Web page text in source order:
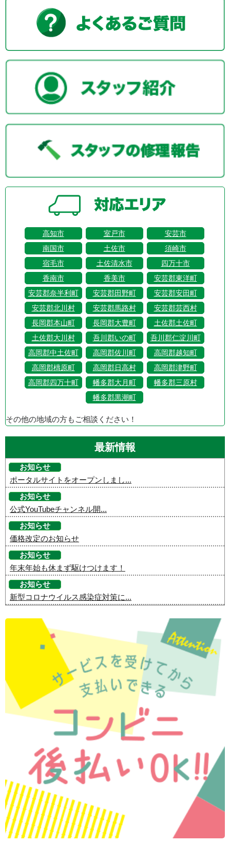
高知市 室戸市
安芸市
南国市
土佐市
須崎市
宿毛市
土佐清水市
四万十市
香南市
香美市
安芸郡東洋町
安芸郡奈半利町
安芸郡田野町
安芸郡安田町
安芸郡北川村
安芸郡馬路村
安芸郡芸西村
長岡郡本山町
長岡郡大豊町
土佐郡土佐町
土佐郡大川村
吾川郡いの町
吾川郡仁淀川町
高岡郡中土佐町
高岡郡佐川町
高岡郡越知町
高岡郡檮原町
高岡郡日高村
高岡郡津野町
高岡郡四万十町
幡多郡大月町
幡多郡三原村
幡多郡黒潮町
その他の地域の方もご相談ください！
最新情報
お知らせ
ポータルサイトをオープンしまし...
お知らせ
公式YouTubeチャンネル開...
お知らせ
価格改定のお知らせ
お知らせ
年末年始も休まず駆けつけます！
お知らせ
新型コロナウイルス感染症対策に...